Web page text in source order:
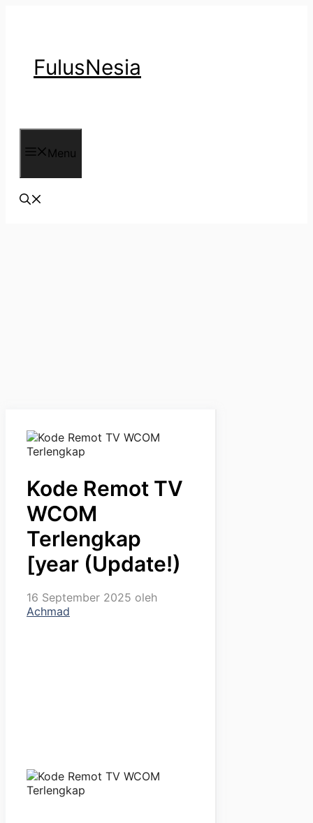
FulusNesia
Menu
Kode Remot TV
WCOM
Terlengkap
[year (Update!)
16 September 2025 oleh
Achmad